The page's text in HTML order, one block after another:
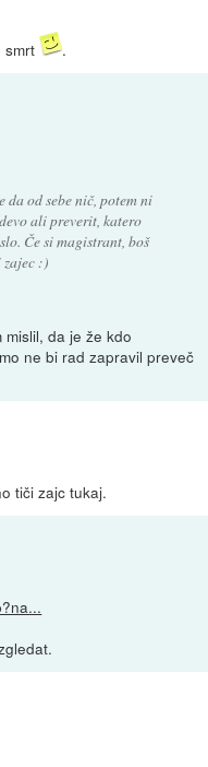
smrt .
od sebe nič, potem ni
ali preverit, katero
Če si magistrant, boš
:)
da je že kdo
ne bi rad zapravil preveč
tiči zajc tukaj.